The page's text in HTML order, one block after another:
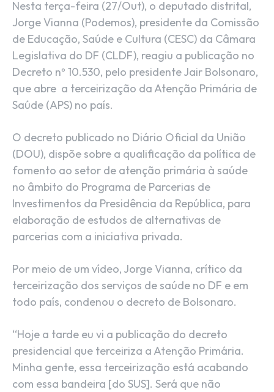
Nesta terça-feira (27/Out), o deputado distrital,
Jorge Vianna (Podemos), presidente da Comissão
de Educação, Saúde e Cultura (CESC) da Câmara
Legislativa do DF (CLDF), reagiu a publicação no
Decreto nº 10.530, pelo presidente Jair Bolsonaro,
que abre a terceirização da Atenção Primária de
Saúde (APS) no país.
O decreto publicado no Diário Oficial da União
(DOU), dispõe sobre a qualificação da política de
fomento ao setor de atenção primária à saúde
no âmbito do Programa de Parcerias de
Investimentos da Presidência da República, para
elaboração de estudos de alternativas de
parcerias com a iniciativa privada.
Por meio de um vídeo, Jorge Vianna, crítico da
terceirização dos serviços de saúde no DF e em
todo país, condenou o decreto de Bolsonaro.
“Hoje a tarde eu vi a publicação do decreto
presidencial que terceiriza a Atenção Primária.
Minha gente, essa terceirização está acabando
com essa bandeira [do SUS]. Será que não